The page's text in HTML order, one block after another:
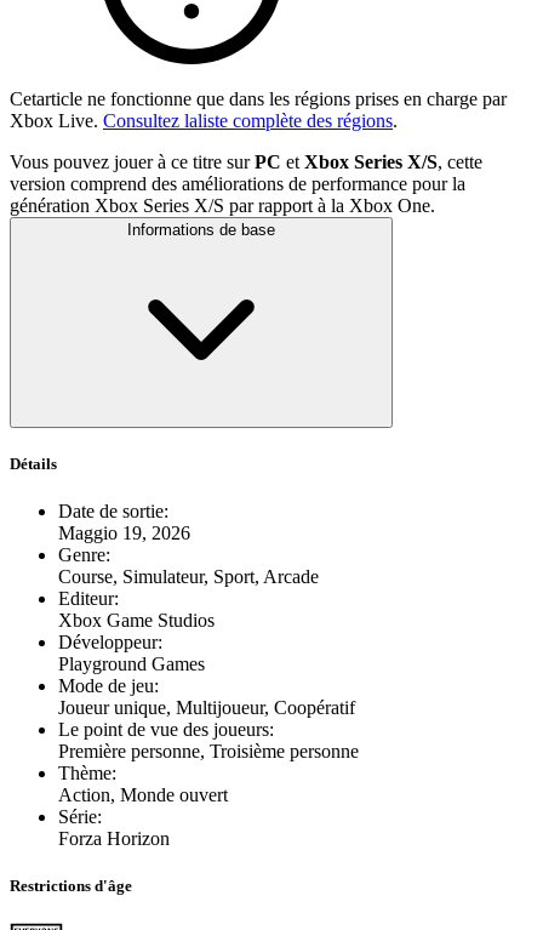
Cetarticle ne fonctionne que dans les régions prises en charge par
Xbox Live. Consultez laliste complète des régions.
Vous pouvez jouer à ce titre surPC et Xbox Series X/S, cette
version comprend des améliorations de performance pour la
génération Xbox Series X/S par rapport à la Xbox One.
Informations de base
Détails
Date de sortie:
Maggio 19, 2026
Genre:
Course, Simulateur, Sport, Arcade
Editeur:
Xbox Game Studios
Développeur:
Playground Games
Mode de jeu:
Joueur unique, Multijoueur, Coopératif
Le point de vue des joueurs:
Première personne, Troisième personne
Thème:
Action, Monde ouvert
Série:
Forza Horizon
Restrictions d'âge